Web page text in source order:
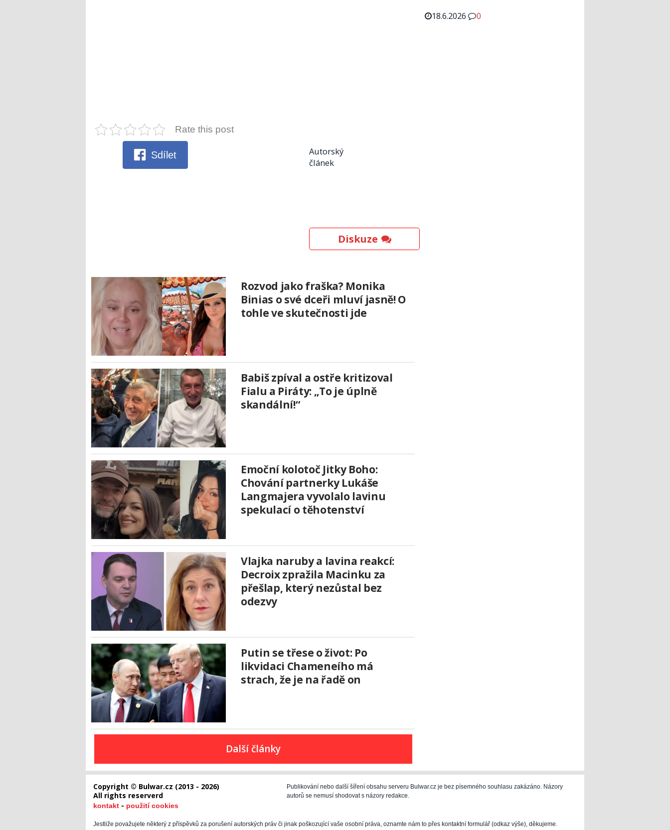
Rate this post
Sdílet
Autorský
článek
Diskuze
Rozvod jako fraška? Monika
Binias o své dceři mluví jasně! O
tohle ve skutečnosti jde
Babiš zpíval a ostře kritizoval
Fialu a Piráty: „To je úplně
skandální!“
Emoční kolotoč Jitky Boho:
Chování partnerky Lukáše
Langmajera vyvolalo lavinu
spekulací o těhotenství
Vlajka naruby a lavina reakcí:
Decroix zpražila Macinku za
přešlap, který nezůstal bez
odezvy
Putin se třese o život: Po
likvidaci Chameneího má
strach, že je na řadě on
Další články
18.6.2026
0
Copyright © Bulwar.cz (2013 - 2026)
All rights reserverd
kontakt - použití cookies
Publikování nebo další šíření obsahu serveru Bulwar.cz je bez písemného souhlasu zakázáno. Názory
autorů se nemusí shodovat s názory redakce.
Jestliže považujete některý z příspěvků za porušení autorských práv či jinak poškozující vaše osobní práva, oznamte nám to přes kontaktní formulář (odkaz výše), děkujeme.